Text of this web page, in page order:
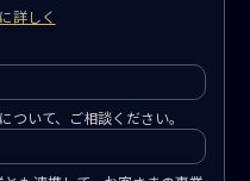
詳しく
いて、ご相談ください。